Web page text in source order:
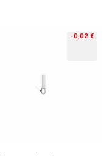
-0,02 €